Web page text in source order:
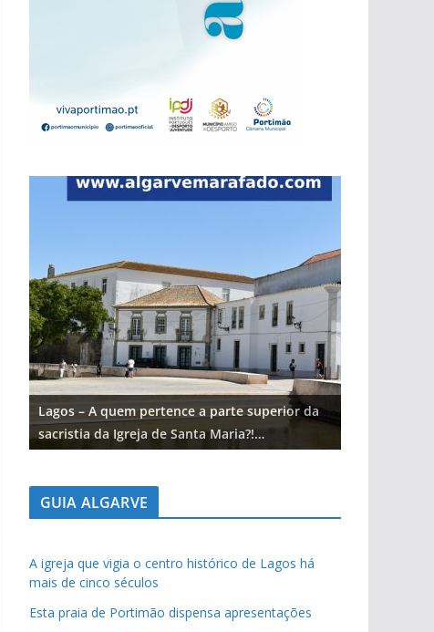
Lagos – A quem pertence a parte superior da
sacristia da Igreja de Santa Maria?!…
GUIA ALGARVE
A igreja que vigia o centro histórico de Lagos há
mais de cinco séculos
Esta praia de Portimão dispensa apresentações